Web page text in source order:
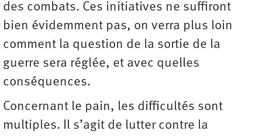
des combats. Ces initiatives ne suffiront
bien évidemment pas, on verra plus loin
comment la question de la sortie de la
guerre sera réglée, et avec quelles
conséquences.
Concernant le pain, les difficultés sont
multiples. Il s’agit de lutter contre la